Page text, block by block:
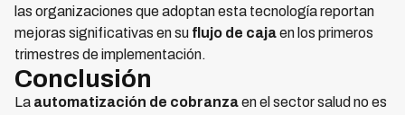
las organizaciones que adoptan esta tecnología reportan
mejoras significativas en su flujo de cajaen los primeros
trimestres de implementación.
Conclusión
La automatización de cobranzaen el sector salud no es